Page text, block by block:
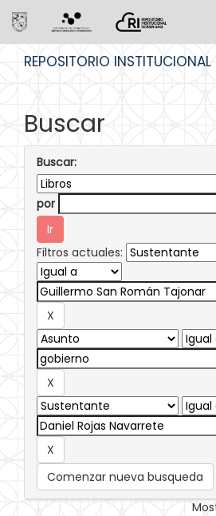
REPOSITORIO
Buscar
Buscar:
por
Filtros actuales:
Comenzar nueva busqueda